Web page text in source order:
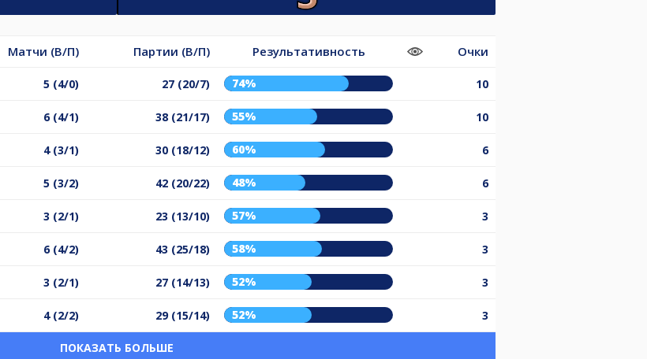
Матчи (В/П) Партии (В/П) Результативность Очки
5 (4/0) 27 (20/7) 74% 10
6 (4/1) 38 (21/17) 55% 10
4 (3/1) 30 (18/12) 60% 6
5 (3/2) 42 (20/22) 48% 6
3 (2/1) 23 (13/10) 57% 3
6 (4/2) 43 (25/18) 58% 3
3 (2/1) 27 (14/13) 52% 3
4 (2/2) 29 (15/14) 52% 3
ПОКАЗАТЬ БОЛЬШЕ